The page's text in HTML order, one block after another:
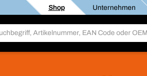
Shop Unternehmen